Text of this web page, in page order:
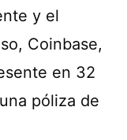
y el
Coinbase,
en 32
póliza de